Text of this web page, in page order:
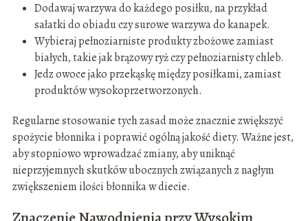
Dodawaj warzywa do każdego posiłku, na przykład
sałatki do obiadu czy surowe warzywa do kanapek.
Wybieraj pełnoziarniste produkty zbożowe zamiast
białych, takie jak brązowy ryż czy pełnoziarnisty chleb.
Jedz owoce jako przekąskę między posiłkami, zamiast
produktów wysokoprzetworzonych.
Regularne stosowanie tych zasad może znacznie zwiększyć
spożycie błonnika i poprawić ogólną jakość diety. Ważne jest,
aby stopniowo wprowadzać zmiany, aby uniknąć
nieprzyjemnych skutków ubocznych związanych z nagłym
zwiększeniem ilości błonnika w diecie.